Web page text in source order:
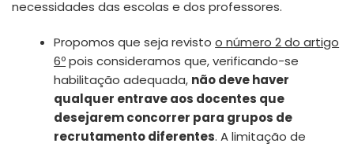
necessidades das escolas e dos professores.
Propomos que seja revistoo número 2 do artigo
6ºpois consideramos que, verificando-se
habilitação adequada, não deve haver
qualquer entrave aos docentes que
desejarem concorrer para grupos de
recrutamento diferentes. A limitação de